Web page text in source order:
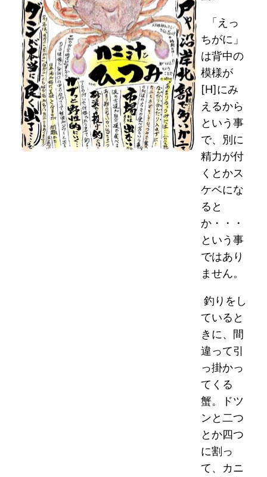
「えっ
ちがに」
は背中の
模様が
[H]にみ
えるから
という事
で、別に
精力が付
くとかス
ケベにな
ると
か・・・
という事
ではあり
ません。
釣りをし
ていると
きに、間
違って引
っ掛かっ
てくる
蟹。ドツ
ンと二つ
とか四つ
に割っ
て、カニ